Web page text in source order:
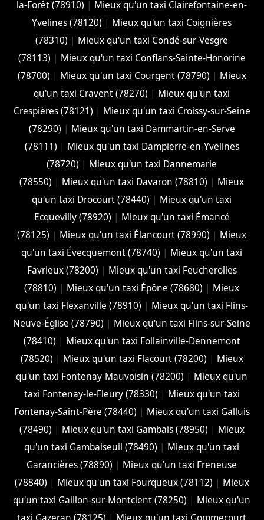
la-Forêt (78910) | Mieux qu'un taxi Clairefontaine-en-
Yvelines (78120) | Mieux qu'un taxi Coignières
(78310) | Mieux qu'un taxi Condé-sur-Vesgre
(78113) | Mieux qu'un taxi Conflans-Sainte-Honorine
(78700) | Mieux qu'un taxi Courgent (78790) | Mieux
qu'un taxi Cravent (78270) | Mieux qu'un taxi
Crespières (78121) | Mieux qu'un taxi Croissy-sur-Seine
(78290) | Mieux qu'un taxi Dammartin-en-Serve
(78111) | Mieux qu'un taxi Dampierre-en-Yvelines
(78720) | Mieux qu'un taxi Dannemarie
(78550) | Mieux qu'un taxi Davaron (78810) | Mieux
qu'un taxi Drocourt (78440) | Mieux qu'un taxi
Ecquevilly (78920) | Mieux qu'un taxi Émancé
(78125) | Mieux qu'un taxi Élancourt (78990) | Mieux
qu'un taxi Évecquemont (78740) | Mieux qu'un taxi
Favrieux (78200) | Mieux qu'un taxi Feucherolles
(78810) | Mieux qu'un taxi Épône (78680) | Mieux
qu'un taxi Flexanville (78910) | Mieux qu'un taxi Flins-
Neuve-Église (78790) | Mieux qu'un taxi Flins-sur-Seine
(78410) | Mieux qu'un taxi Follainville-Dennemont
(78520) | Mieux qu'un taxi Flacourt (78200) | Mieux
qu'un taxi Fontenay-Mauvoisin (78200) | Mieux qu'un
taxi Fontenay-le-Fleury (78330) | Mieux qu'un taxi
Fontenay-Saint-Père (78440) | Mieux qu'un taxi Galluis
(78490) | Mieux qu'un taxi Gambais (78950) | Mieux
qu'un taxi Gambaiseuil (78490) | Mieux qu'un taxi
Garancières (78890) | Mieux qu'un taxi Freneuse
(78840) | Mieux qu'un taxi Fourqueux (78112) | Mieux
qu'un taxi Gaillon-sur-Montcient (78250) | Mieux qu'un